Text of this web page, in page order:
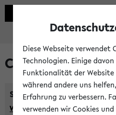
Courses taught
Semester:
WiSe 2026/2027 SoSe 2026
Diese Webseite verwendet
Technologien. Einige
Funktionalität der Website
während andere uns
Erfahrung zu verbessern.
verwenden wir Cookies